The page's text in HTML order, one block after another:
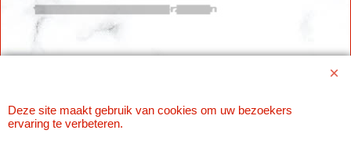
Webwinkel gemaakt met
ShopFactory webwinkel
Deze site maakt gebruik van cookies om uw bezoekers
ervaring te verbeteren.